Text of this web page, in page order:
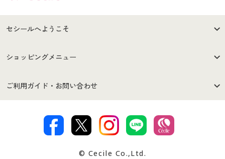
セシールへようこそ
はじめての方へ
セシールご利用規約
著作権・商標について 会社案内
ショッピングメニュー
商品カテゴリ
ご利用ガイド・お問い合わせ
交換・返品は お支払は
© Cecile Co.,Ltd.